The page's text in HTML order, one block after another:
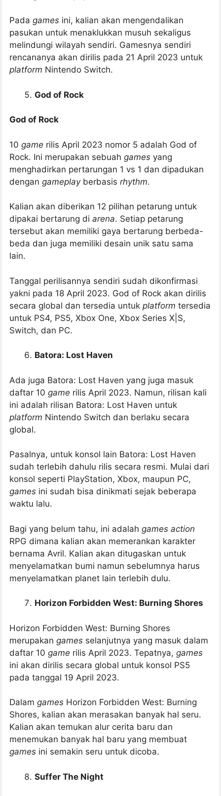
Pada games ini, kalian akan mengendalikan
pasukan untuk menaklukkan musuh sekaligus
melindungi wilayah sendiri. Gamesnya sendiri
rencananya akan dirilis pada 21 April 2023 untuk
platform Nintendo Switch.
God of Rock
God of Rock
10 game rilis April 2023 nomor 5 adalah God of
Rock. Ini merupakan sebuah games yang
menghadirkan pertarungan 1 vs 1 dan dipadukan
dengan gameplay berbasis rhythm.
Kalian akan diberikan 12 pilihan petarung untuk
dipakai bertarung di arena. Setiap petarung
tersebut akan memiliki gaya bertarung berbeda-
beda dan juga memiliki desain unik satu sama
lain.
Tanggal perilisannya sendiri sudah dikonfirmasi
yakni pada 18 April 2023. God of Rock akan dirilis
secara global dan tersedia untuk platform tersedia
untuk PS4, PS5, Xbox One, Xbox Series X|S,
Switch, dan PC.
Batora: Lost Haven
Ada juga Batora: Lost Haven yang juga masuk
daftar 10 game rilis April 2023. Namun, rilisan kali
ini adalah rilisan Batora: Lost Haven untuk
platform Nintendo Switch dan berlaku secara
global.
Pasalnya, untuk konsol lain Batora: Lost Haven
sudah terlebih dahulu rilis secara resmi. Mulai dari
konsol seperti PlayStation, Xbox, maupun PC,
games ini sudah bisa dinikmati sejak beberapa
waktu lalu.
Bagi yang belum tahu, ini adalah games action
RPG dimana kalian akan memerankan karakter
bernama Avril. Kalian akan ditugaskan untuk
menyelamatkan bumi namun sebelumnya harus
menyelamatkan planet lain terlebih dulu.
Horizon Forbidden West: Burning Shores
Horizon Forbidden West: Burning Shores
merupakan games selanjutnya yang masuk dalam
daftar 10 game rilis April 2023. Tepatnya, games
ini akan dirilis secara global untuk konsol PS5
pada tanggal 19 April 2023.
Dalam games Horizon Forbidden West: Burning
Shores, kalian akan merasakan banyak hal seru.
Kalian akan temukan alur cerita baru dan
menemukan banyak hal baru yang membuat
games ini semakin seru untuk dicoba.
Suffer The Night